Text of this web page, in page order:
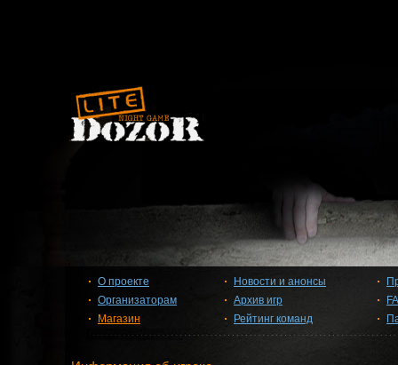
О проекте
Организаторам
Магазин
Новости и анонсы
Архив игр
Рейтинг команд